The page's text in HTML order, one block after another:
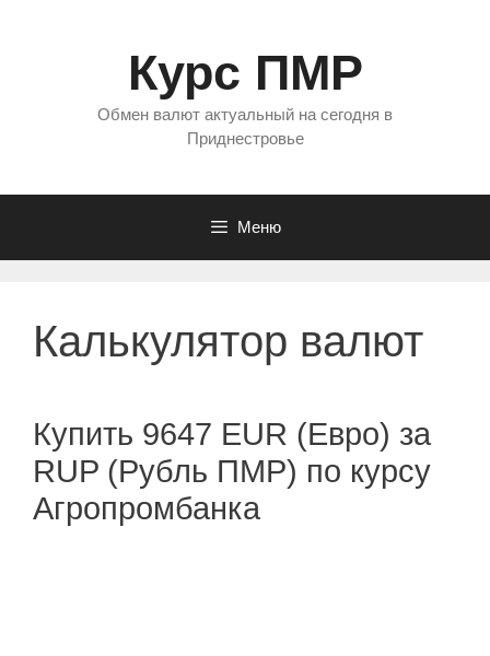
Курс ПМР
Обмен валют актуальный на сегодня в
Приднестровье
Меню
Калькулятор валют
Купить 9647 EUR (Евро) за
RUP (Рубль ПМР) по курсу
Агропромбанка